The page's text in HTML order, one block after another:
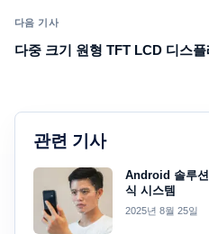
다음 기사
다중 크기 원형 TFT LCD 디스
관련 기사
Android 솔루션
식 시스템
2025년 8월 25일